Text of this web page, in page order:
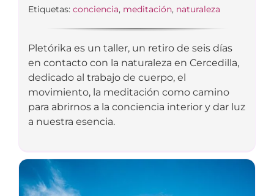
Etiquetas: conciencia, meditación, naturaleza
Pletórika es un taller, un retiro de seis días
en contacto con la naturaleza en Cercedilla,
dedicado al trabajo de cuerpo, el
movimiento, la meditación como camino
para abrirnos a la conciencia interior y dar luz
a nuestra esencia.